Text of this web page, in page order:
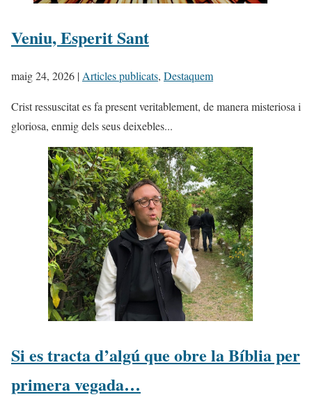
Veniu, Esperit Sant
maig 24, 2026 | Articles publicats, Destaquem
Crist ressuscitat es fa present veritablement, de manera misteriosa i
gloriosa, enmig dels seus deixebles...
Si es tracta d’algú que obre la Bíblia per
primera vegada…